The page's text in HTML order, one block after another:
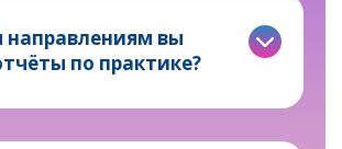
направлениям вы
по практике?